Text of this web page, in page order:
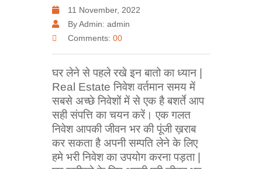
11 November, 2022
By Admin: admin
Comments: 00
घर लेने से पहले रखे इन बातो का ध्यान |
Real Estate निवेश वर्तमान समय में
सबसे अच्छे निवेशों में से एक है बशर्ते आप
सही संपत्ति का चयन करें। एक गलत
निवेश आपकी जीवन भर की पूंजी ख़राब
कर सकता है अपनी सम्पति लेने के लिए
हमे भरी निवेश का उपयोग करना पड़ता |